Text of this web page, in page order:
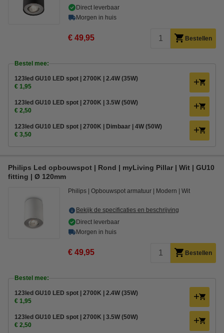
Direct leverbaar
Morgen in huis
€ 49,95 Bestellen
Bestel mee:
123led GU10 LED spot | 2700K | 2.4W (35W)
€ 1,95
123led GU10 LED spot | 2700K | 3.5W (50W)
€ 2,50
123led GU10 LED spot | 2700K | Dimbaar | 4W (50W)
€ 3,50
Philips Led opbouwspot | Rond | myLiving Pillar | Wit | GU10
fitting | Ø 120mm
Philips Opbouwspot armatuur Modern Wit
Bekijk de specificaties en beschrijving
Direct leverbaar
Morgen in huis
€ 49,95 Bestellen
Bestel mee:
123led GU10 LED spot | 2700K | 2.4W (35W)
€ 1,95
123led GU10 LED spot | 2700K | 3.5W (50W)
€ 2,50